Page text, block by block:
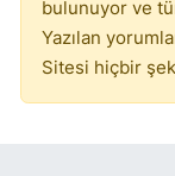
bulunuyor ve
Yazılan
Sitesi hiçbir